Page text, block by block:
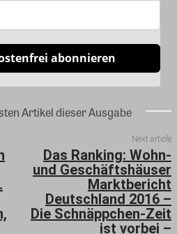
abonnieren
Artikel dieser Ausgabe
Next article
Das Ranking: Wohn-
und Geschäftshäuser
Marktbericht
Deutschland 2016 –
Die Schnäppchen-Zeit
ist vorbei –